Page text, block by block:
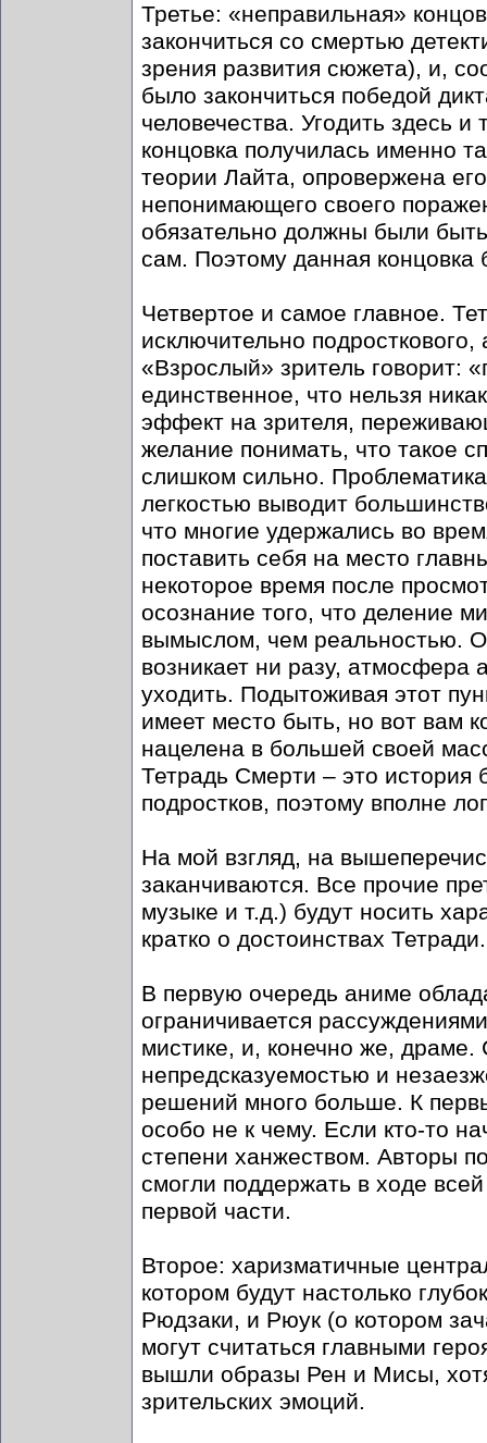
Третье: «неправильная»
закончиться со смертью
зрения развития сюжета), и,
было закончиться победой
человечества. Угодить здесь
концовка получилась именно
теории Лайта, опровержена
непонимающего своего
обязательно должны были
сам. Поэтому данная концовка
Четвертое и самое главное.
исключительно
«Взрослый» зритель говорит:
единственное, что нельзя
эффект на зрителя,
желание понимать, что такое
слишком сильно.
легкостью выводит
что многие удержались во
поставить себя на место
некоторое время после
осознание того, что деление
вымыслом, чем реальностью.
возникает ни разу, атмосфера
уходить. Подытоживая этот
имеет место быть, но вот вам
нацелена в большей своей
Тетрадь Смерти – это
подростков, поэтому вполне
На мой взгляд, на
заканчиваются. Все прочие
музыке и т.д.) будут носить
кратко о достоинствах Тетради.
В первую очередь аниме
ограничивается
мистике, и, конечно же,
непредсказуемостью и
решений много больше. К
особо не к чему. Если кто-то
степени ханжеством. Авторы
смогли поддержать в ходе
первой части.
Второе: харизматичные
котором будут настолько
Рюдзаки, и Рюук (о котором
могут считаться главными
вышли образы Рен и Мисы,
зрительских эмоций.